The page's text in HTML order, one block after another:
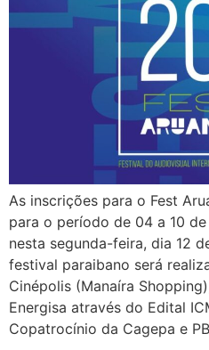
As inscrições para o Fest
para o período de 04 a 10
nesta segunda-feira, dia 12
festival paraibano será
Cinépolis (Manaíra
Energisa através do Edital
Copatrocínio da Cagepa e